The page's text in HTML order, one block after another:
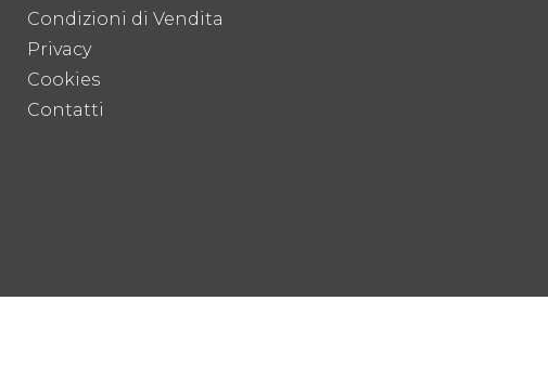
Condizioni di Vendita
Privacy
Cookies
Contatti